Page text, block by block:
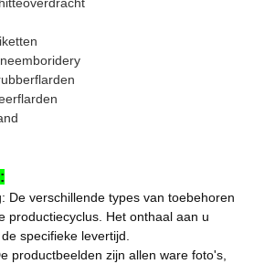
De verschillende types van toebehoren
productiecyclus. Het onthaal aan u
specifieke levertijd.
productbeelden zijn allen ware foto's,